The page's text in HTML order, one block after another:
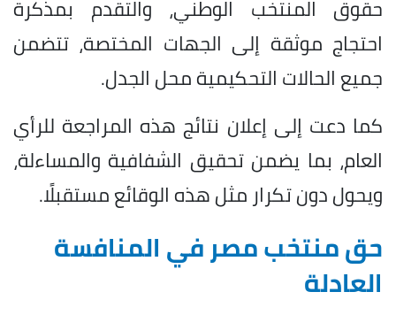
حقوق المنتخب الوطني، والتقدم بمذكرة
احتجاج موثقة إلى الجهات المختصة، تتضمن
جميع الحالات التحكيمية محل الجدل.
كما دعت إلى إعلان نتائج هذه المراجعة للرأي
العام، بما يضمن تحقيق الشفافية والمساءلة،
ويحول دون تكرار مثل هذه الوقائع مستقبلًا.
حق منتخب مصر في المنافسة
العادلة